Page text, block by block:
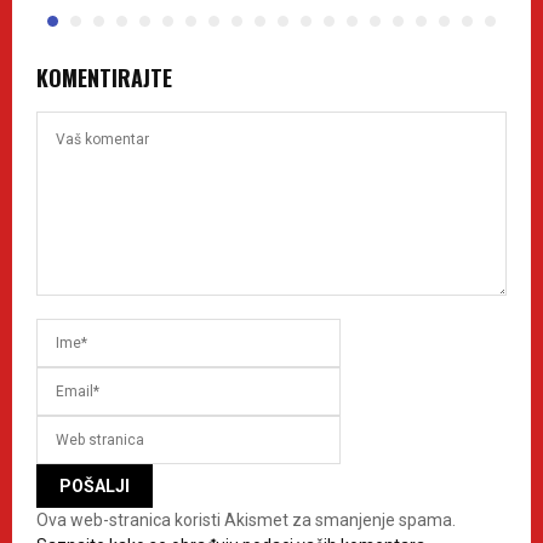
KOMENTIRAJTE
Ova web-stranica koristi Akismet za smanjenje spama.